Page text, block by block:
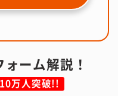
ーム解説！
万人突破!!